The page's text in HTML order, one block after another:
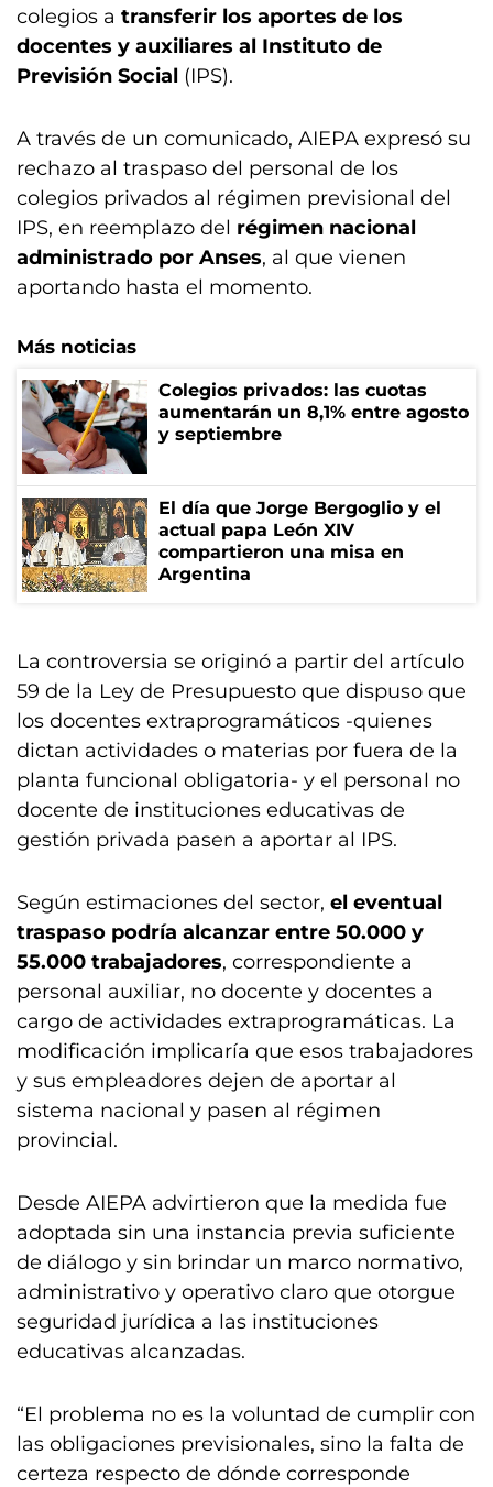
colegios a transferir los aportes de los
docentes y auxiliares al Instituto de
Previsión Social (IPS).
A través de un comunicado, AIEPA expresó su
rechazo al traspaso del personal de los
colegios privados al régimen previsional del
IPS, en reemplazo del régimen nacional
administrado por Anses, al que vienen
aportando hasta el momento.
Más noticias
Colegios privados: las cuotas
aumentarán un 8,1% entre agosto
y septiembre
El día que Jorge Bergoglio y el
actual papa León XIV
compartieron una misa en
Argentina
La controversia se originó a partir del artículo
59 de la Ley de Presupuesto que dispuso que
los docentes extraprogramáticos -quienes
dictan actividades o materias por fuera de la
planta funcional obligatoria- y el personal no
docente de instituciones educativas de
gestión privada pasen a aportar al IPS.
Según estimaciones del sector, el eventual
traspaso podría alcanzar entre 50.000 y
55.000 trabajadores, correspondiente a
personal auxiliar, no docente y docentes a
cargo de actividades extraprogramáticas. La
modificación implicaría que esos trabajadores
y sus empleadores dejen de aportar al
sistema nacional y pasen al régimen
provincial.
Desde AIEPA advirtieron que la medida fue
adoptada sin una instancia previa suficiente
de diálogo y sin brindar un marco normativo,
administrativo y operativo claro que otorgue
seguridad jurídica a las instituciones
educativas alcanzadas.
“El problema no es la voluntad de cumplir con
las obligaciones previsionales, sino la falta de
certeza respecto de dónde corresponde